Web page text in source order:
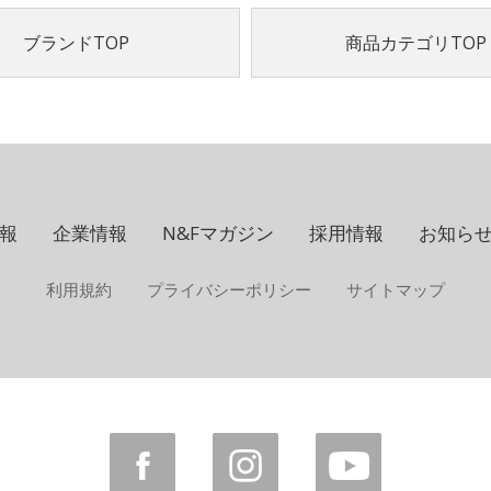
ブランドTOP 商品カテゴリTOP
企業情報 N&Fマガジン 採用情報 お知ら
利用規約 プライバシーポリシー サイトマップ